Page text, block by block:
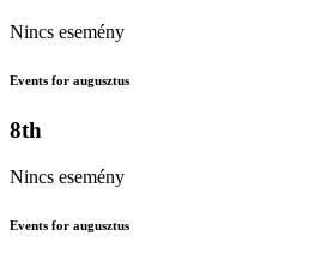
Nincs esemény
Events for augusztus
8th
Nincs esemény
Events for augusztus